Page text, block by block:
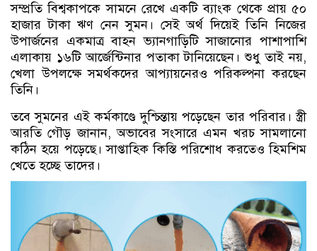
সম্প্রতি বিশ্বকাপকে সামনে রেখে একটি ব্যাংক থেকে প্রায় ৫০
হাজার টাকা ঋণ নেন সুমন। সেই অর্থ দিয়েই তিনি নিজের
উপার্জনের একমাত্র বাহন ভ্যানগাড়িটি সাজানোর পাশাপাশি
এলাকায় ১৬টি আর্জেন্টিনার পতাকা টানিয়েছেন। শুধু তাই নয়,
খেলা উপলক্ষে সমর্থকদের আপ্যায়নেরও পরিকল্পনা করছেন
তিনি।
তবে সুমনের এই কর্মকাণ্ডে দুশ্চিন্তায় পড়েছেন তার পরিবার। স্ত্রী
আরতি গৌড় জানান, অভাবের সংসারে এমন খরচ সামলানো
কঠিন হয়ে পড়েছে। সাপ্তাহিক কিস্তি পরিশোধ করতেও হিমশিম
খেতে হচ্ছে তাদের।